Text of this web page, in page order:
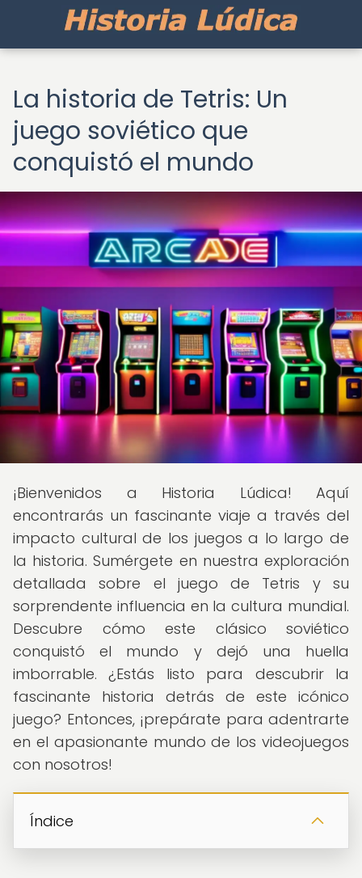
La historia de Tetris: Un
juego soviético que
conquistó el mundo
¡Bienvenidos a Historia Lúdica! Aquí
encontrarás un fascinante viaje a través del
impacto cultural de los juegos a lo largo de
la historia. Sumérgete en nuestra exploración
detallada sobre el juego de Tetris y su
sorprendente influencia en la cultura mundial.
Descubre cómo este clásico soviético
conquistó el mundo y dejó una huella
imborrable. ¿Estás listo para descubrir la
fascinante historia detrás de este icónico
juego? Entonces, ¡prepárate para adentrarte
en el apasionante mundo de los videojuegos
con nosotros!
Índice